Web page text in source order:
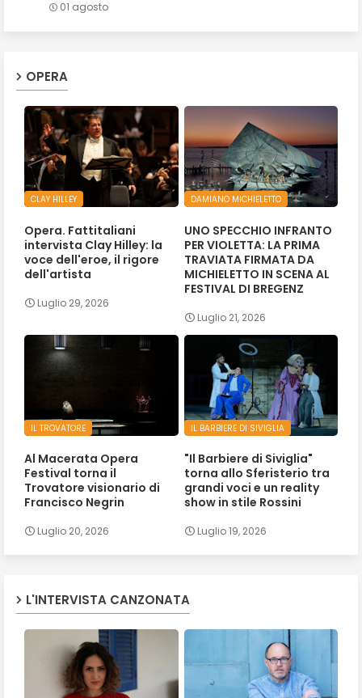
01 agosto
OPERA
CLAY HILLEY
Opera. Fattitaliani
intervista Clay Hilley: la
voce dell'eroe, il rigore
dell'artista
Luglio 29, 2026
DAMIANO MICHIELETTO
UNO SPECCHIO INFRANTO
PER VIOLETTA: LA PRIMA
TRAVIATA FIRMATA DA
MICHIELETTO IN SCENA AL
FESTIVAL DI BREGENZ
Luglio 21, 2026
IL TROVATORE
Al Macerata Opera
Festival torna il
Trovatore visionario di
Francisco Negrin
Luglio 20, 2026
IL BARBIERE DI SIVIGLIA
"Il Barbiere di Siviglia"
torna allo Sferisterio tra
grandi voci e un reality
show in stile Rossini
Luglio 19, 2026
L'INTERVISTA CANZONATA